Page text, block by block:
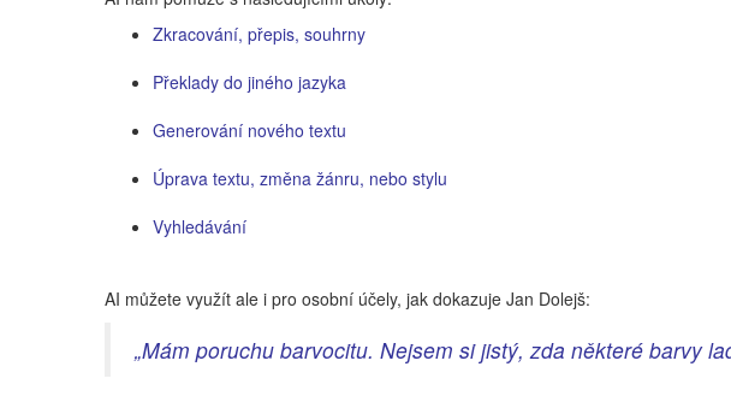
Zkracování, přepis, souhrny
Překlady do jiného jazyka
Generování nového textu
Úprava textu, změna žánru, nebo stylu
Vyhledávání
AI můžete využít ale i pro osobní účely, jak dokazuje Jan Dolejš:
„Mám poruchu barvocitu. Nejsem si jistý, zda některé barvy